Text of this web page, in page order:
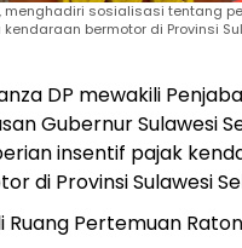
menghadiri sosialisasi tentang
bermotor di Provinsi
DP mewakili
Gubernur Sulawesi
insentif pajak
di Provinsi Sulawesi
Pertemuan